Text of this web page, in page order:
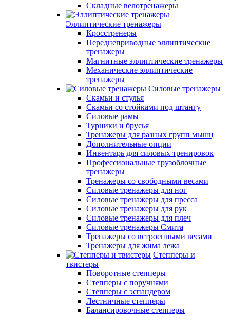
Складные велотренажеры
Эллиптические тренажеры
Кросстренеры
Переднеприводные эллиптические
тренажеры
Магнитные эллиптические тренажеры
Механические эллиптические
тренажеры
Силовые тренажеры
Скамьи и стулья
Скамьи со стойками под штангу
Силовые рамы
Турники и брусья
Тренажеры для разных групп мышц
Дополнительные опции
Инвентарь для силовых тренировок
Профессиональные грузоблочные
тренажеры
Тренажеры со свободными весами
Силовые тренажеры для ног
Силовые тренажеры для пресса
Силовые тренажеры для рук
Силовые тренажеры для плеч
Силовые тренажеры Смита
Тренажеры со встроенными весами
Тренажеры для жима лежа
Степперы и
твистеры
Поворотные степперы
Степперы с поручнями
Степперы с эспандером
Лестничные степперы
Балансировочные степперы